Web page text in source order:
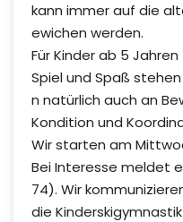
kann immer auf die
ewichen werden.
Für Kinder ab 5 Jahren
Spiel und Spaß
n natürlich auch an
Kondition und
Wir starten am
Bei Interesse meldet
74). Wir
die